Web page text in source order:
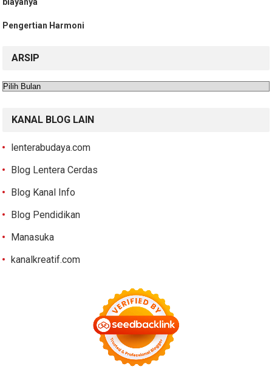
Pengertian Harmoni
ARSIP
Arsip
KANAL BLOG LAIN
lenterabudaya.com
Blog Lentera Cerdas
Blog Kanal Info
Blog Pendidikan
Manasuka
kanalkreatif.com